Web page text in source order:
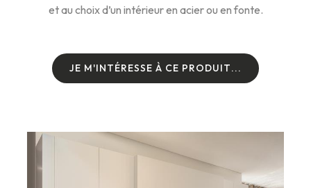
et au choix d’un intérieur en acier ou en fonte.
JE M'INTÉRESSE À CE PRODUIT...
JE M'INTÉRESSE À CE PRODUIT...